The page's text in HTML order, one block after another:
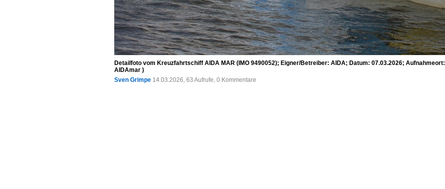
Detailfoto vom Kreuzfahrtschiff AIDA MAR (IMO 9490052); Eigner/Betreiber: AIDA; Datum: 07.03.2026;
AIDAmar )
Sven Grimpe 14.03.2026, 63 Aufrufe, 0 Kommentare